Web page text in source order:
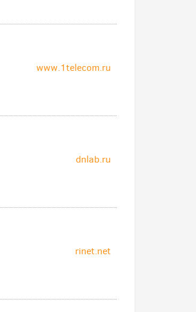
www.1telecom.ru
dnlab.ru
rinet.net